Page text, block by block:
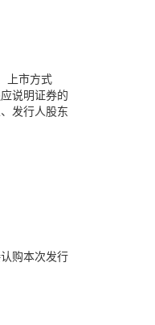
上市方式
说明证券的
发行人股东
购本次发行